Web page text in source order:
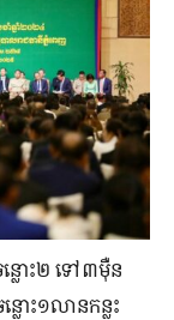
ន្លោះ២ ទៅ៣ម៉ឺន
លោះ១លានកន្លះ